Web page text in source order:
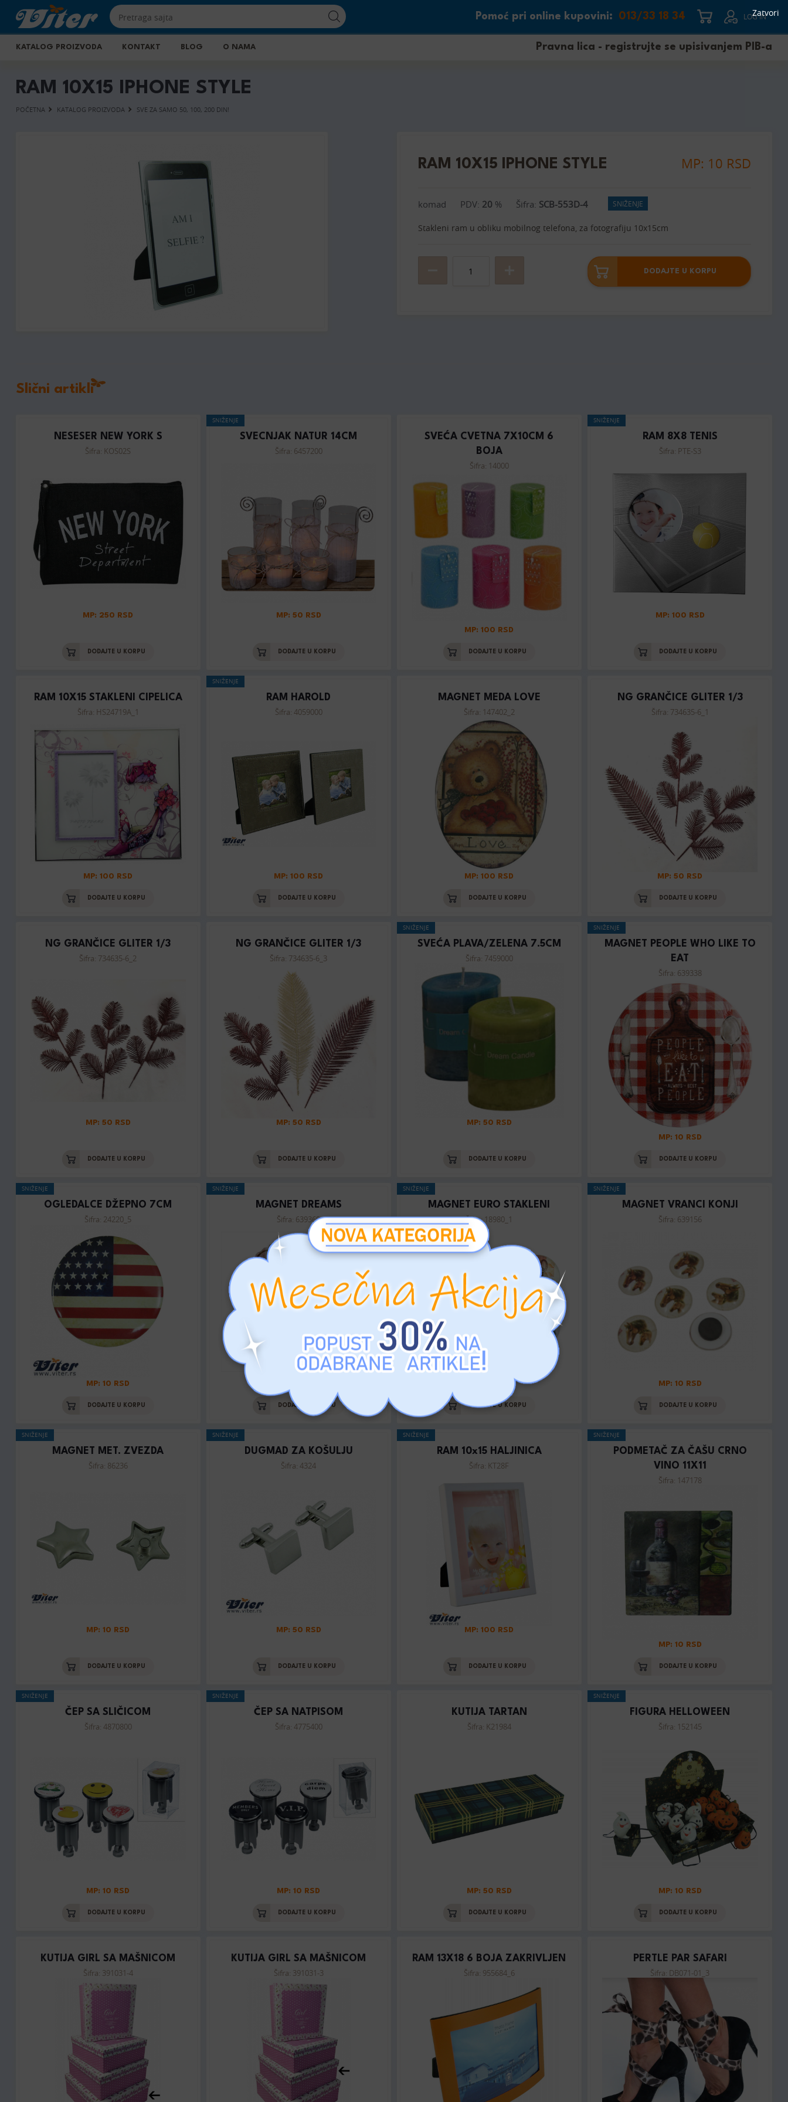
Pomoć pri online kupovini: 013/33 18 34 LOG IN
KATALOG PROIZVODA KONTAKT BLOG O NAMA Pravna lica - registrujte se upisivanjem PIB-a
RAM 10X15 IPHONE STYLE
POČETNA KATALOG PROIZVODA SVE ZA SAMO 50, 100, 200 DIN!
MP: 10 RSD
RAM 10X15 IPHONE STYLE
komad PDV: 20 % Šifra: SCB-553D-4 SNIŽENJE
Stakleni ram u obliku mobilnog telefona, za fotografiju 10x15cm
DODAJTE U KORPU
Slični artikli
NESESER NEW YORK S
Šifra: KOS02S
MP: 250 RSD
DODAJTE U KORPU
SNIŽENJE
SVECNJAK NATUR 14CM
Šifra: 6457200
MP: 50 RSD
DODAJTE U KORPU
SVEĆA CVETNA 7X10CM 6
BOJA
Šifra: 14000
MP: 100 RSD
DODAJTE U KORPU
SNIŽENJE
RAM 8X8 TENIS
Šifra: PTE-S3
MP: 100 RSD
DODAJTE U KORPU
RAM 10X15 STAKLENI CIPELICA
Šifra: HS24719A_1
MP: 100 RSD
DODAJTE U KORPU
SNIŽENJE
RAM HAROLD
Šifra: 4059000
MP: 100 RSD
DODAJTE U KORPU
MAGNET MEDA LOVE
Šifra: 147402_2
MP: 100 RSD
DODAJTE U KORPU
NG GRANČICE GLITER 1/3
Šifra: 734635-6_1
MP: 50 RSD
DODAJTE U KORPU
NG GRANČICE GLITER 1/3
Šifra: 734635-6_2
MP: 50 RSD
DODAJTE U KORPU
NG GRANČICE GLITER 1/3
Šifra: 734635-6_3
MP: 50 RSD
DODAJTE U KORPU
SNIŽENJE
SVEĆA PLAVA/ZELENA 7.5CM
Šifra: 7459000
MP: 50 RSD
DODAJTE U KORPU
SNIŽENJE
MAGNET PEOPLE WHO LIKE TO
EAT
Šifra: 639338
MP: 10 RSD
DODAJTE U KORPU
SNIŽENJE
OGLEDALCE DŽEPNO 7CM
Šifra: 24220_5
MP: 10 RSD
DODAJTE U KORPU
SNIŽENJE
MAGNET DREAMS
Šifra: 639369
DODAJTE U KORPU
SNIŽENJE
MAGNET EURO STAKLENI
Šifra: 18980_1
DODAJTE U KORPU
SNIŽENJE
MAGNET VRANCI KONJI
Šifra: 639156
MP: 10 RSD
DODAJTE U KORPU
SNIŽENJE
MAGNET MET. ZVEZDA
Šifra: 86236
MP: 10 RSD
DODAJTE U KORPU
SNIŽENJE
DUGMAD ZA KOŠULJU
Šifra: 4324
MP: 50 RSD
DODAJTE U KORPU
SNIŽENJE
RAM 10x15 HALJINICA
Šifra: KT28F
MP: 100 RSD
DODAJTE U KORPU
SNIŽENJE
PODMETAČ ZA ČAŠU CRNO
VINO 11X11
Šifra: 147178
MP: 10 RSD
DODAJTE U KORPU
SNIŽENJE
ČEP SA SLIČICOM
Šifra: 4870800
MP: 10 RSD
DODAJTE U KORPU
SNIŽENJE
ČEP SA NATPISOM
Šifra: 4775400
MP: 10 RSD
DODAJTE U KORPU
KUTIJA TARTAN
Šifra: K21984
MP: 50 RSD
DODAJTE U KORPU
SNIŽENJE
FIGURA HELLOWEEN
Šifra: 152145
MP: 10 RSD
DODAJTE U KORPU
KUTIJA GIRL SA MAŠNICOM
Šifra: 391031-4
KUTIJA GIRL SA MAŠNICOM
Šifra: 391031-3
RAM 13X18 6 BOJA ZAKRIVLJEN
Šifra: 955684_6
PERTLE PAR SAFARI
Šifra: DB071-01_3
Zatvori